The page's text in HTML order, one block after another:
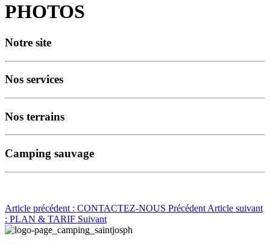
PHOTOS
Notre site
Nos services
Nos terrains
Camping sauvage
Article précédent : CONTACTEZ-NOUS Précédent Article suivant
: PLAN & TARIF Suivant